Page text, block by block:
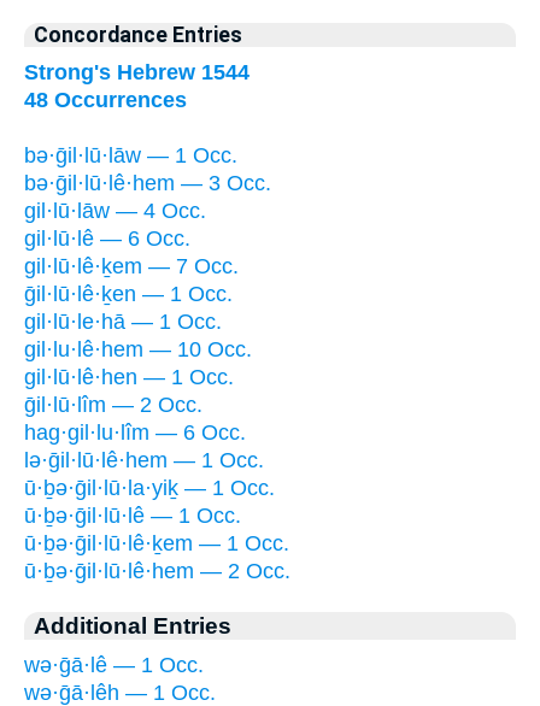
Concordance Entries
Strong's Hebrew 1544
48 Occurrences
bə·ḡil·lū·lāw — 1 Occ.
bə·ḡil·lū·lê·hem — 3 Occ.
gil·lū·lāw — 4 Occ.
gil·lū·lê — 6 Occ.
gil·lū·lê·ḵem — 7 Occ.
ḡil·lū·lê·ḵen — 1 Occ.
gil·lū·le·hā — 1 Occ.
gil·lu·lê·hem — 10 Occ.
gil·lū·lê·hen — 1 Occ.
ḡil·lū·lîm — 2 Occ.
hag·gil·lu·lîm — 6 Occ.
lə·ḡil·lū·lê·hem — 1 Occ.
ū·ḇə·ḡil·lū·la·yiḵ — 1 Occ.
ū·ḇə·ḡil·lū·lê — 1 Occ.
ū·ḇə·ḡil·lū·lê·ḵem — 1 Occ.
ū·ḇə·ḡil·lū·lê·hem — 2 Occ.
Additional Entries
wə·ḡā·lê — 1 Occ.
wə·ḡā·lêh — 1 Occ.